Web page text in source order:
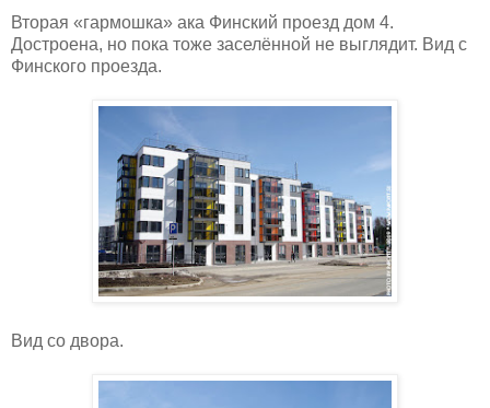
Вторая «гармошка» ака Финский проезд дом 4.
Достроена, но пока тоже заселённой не выглядит. Вид с
Финского проезда.
Вид со двора.